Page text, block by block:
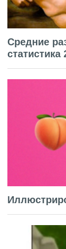
Средние
статистика